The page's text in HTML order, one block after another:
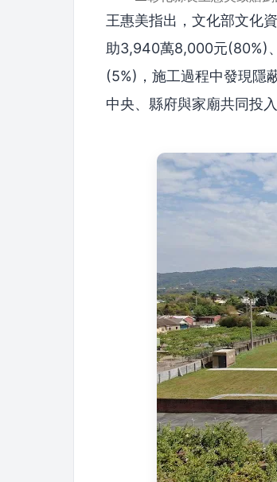
王惠美指出，文化部文化
助3,940萬8,000元(80%)
(5%)，施工過程中發現隱
中央、縣府與家廟共同投